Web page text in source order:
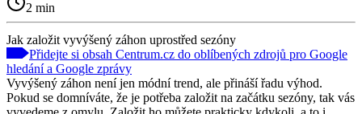
2 min
Jak založit vyvýšený záhon uprostřed sezóny
Přidejte si obsah Centrum.cz do oblíbených zdrojů pro Google
hledání a Google zprávy
Vyvýšený záhon není jen módní trend, ale přináší řadu výhod.
Pokud se domníváte, že je potřeba založit na začátku sezóny, tak vás